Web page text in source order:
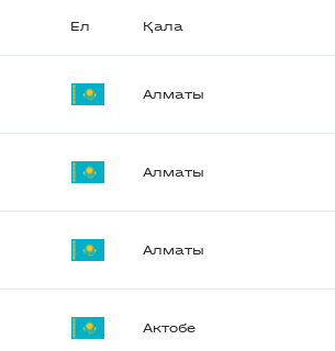
Ел Қала
Алматы
Алматы
Алматы
Актобе